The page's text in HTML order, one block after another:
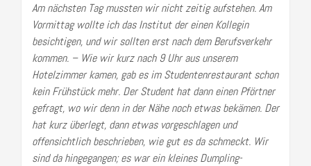
Am nächsten Tag mussten wir nicht zeitig aufstehen. Am
Vormittag wollte ich das Institut der einen Kollegin
besichtigen, und wir sollten erst nach dem Berufsverkehr
kommen. – Wie wir kurz nach 9 Uhr aus unserem
Hotelzimmer kamen, gab es im Studentenrestaurant schon
kein Frühstück mehr. Der Student hat dann einen Pförtner
gefragt, wo wir denn in der Nähe noch etwas bekämen. Der
hat kurz überlegt, dann etwas vorgeschlagen und
offensichtlich beschrieben, wie gut es da schmeckt. Wir
sind da hingegangen; es war ein kleines Dumpling-